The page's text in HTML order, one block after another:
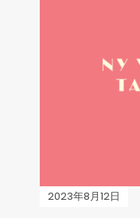
2023年8月12日